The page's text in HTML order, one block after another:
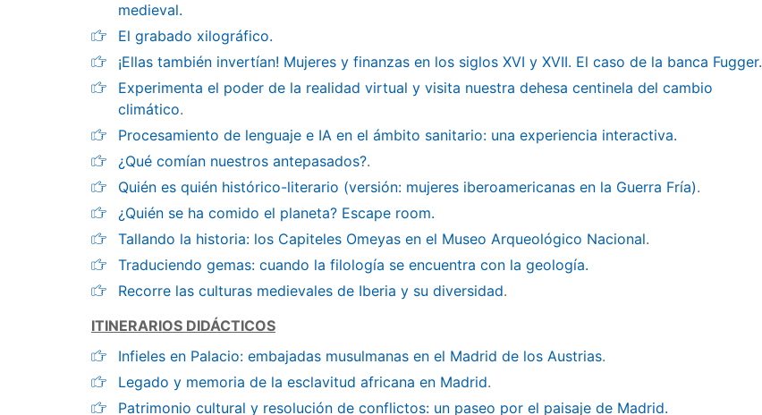
medieval.
El grabado xilográfico.
¡Ellas también invertían! Mujeres y finanzas en los siglos XVI y XVII. El caso de la banca Fugger.
Experimenta el poder de la realidad virtual y visita nuestra dehesa centinela del cambio
climático.
Procesamiento de lenguaje e IA en el ámbito sanitario: una experiencia interactiva.
¿Qué comían nuestros antepasados?.
Quién es quién histórico-literario (versión: mujeres iberoamericanas en la Guerra Fría).
¿Quién se ha comido el planeta? Escape room.
Tallando la historia: los Capiteles Omeyas en el Museo Arqueológico Nacional.
Traduciendo gemas: cuando la filología se encuentra con la geología.
Recorre las culturas medievales de Iberia y su diversidad.
ITINERARIOS DIDÁCTICOS
Infieles en Palacio: embajadas musulmanas en el Madrid de los Austrias.
Legado y memoria de la esclavitud africana en Madrid.
Patrimonio cultural y resolución de conflictos: un paseo por el paisaje de Madrid.